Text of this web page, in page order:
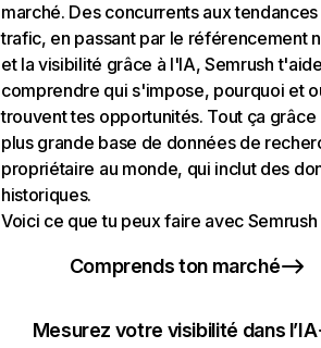
marché. Des concurrents aux
trafic, en passant par le référencement
et la visibilité grâce à l'IA, Semrush
comprendre qui s'impose, pourquoi et
trouvent tes opportunités. Tout ça grâce
plus grande base de données de
propriétaire au monde, qui inclut des
historiques.
Voici ce que tu peux faire avec Semrush
Comprends ton marché
Mesurez votre visibilité dans l’IA